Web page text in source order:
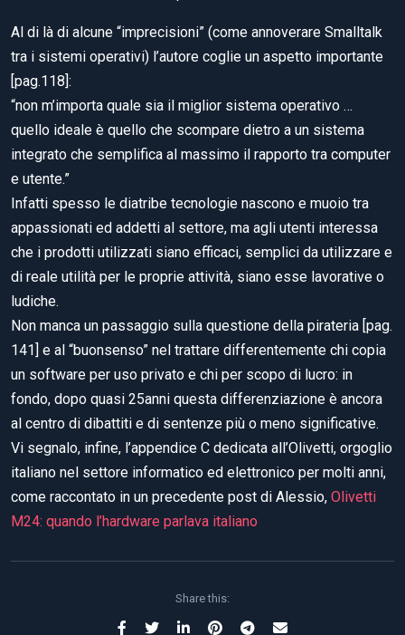
Al di là di alcune “imprecisioni” (come annoverare Smalltalk
tra i sistemi operativi) l’autore coglie un aspetto importante
[pag.118]:
“non m’importa quale sia il miglior sistema operativo …
quello ideale è quello che scompare dietro a un sistema
integrato che semplifica al massimo il rapporto tra computer
e utente.”
Infatti spesso le diatribe tecnologie nascono e muoio tra
appassionati ed addetti al settore, ma agli utenti interessa
che i prodotti utilizzati siano efficaci, semplici da utilizzare e
di reale utilità per le proprie attività, siano esse lavorative o
ludiche.
Non manca un passaggio sulla questione della pirateria [pag.
141] e al “buonsenso” nel trattare differentemente chi copia
un software per uso privato e chi per scopo di lucro: in
fondo, dopo quasi 25anni questa differenziazione è ancora
al centro di dibattiti e di sentenze più o meno significative.
Vi segnalo, infine, l’appendice C dedicata all’Olivetti, orgoglio
italiano nel settore informatico ed elettronico per molti anni,
come raccontato in un precedente post di Alessio, Olivetti
M24: quando l’hardware parlava italiano
Share this: